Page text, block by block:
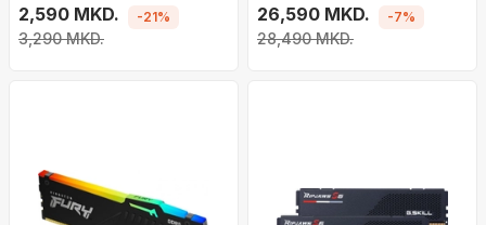
зелена
2,590 MKD.
3,290 MKD.
-21%
CL30, црна
26,590 MKD.
28,490 MKD.
-7%